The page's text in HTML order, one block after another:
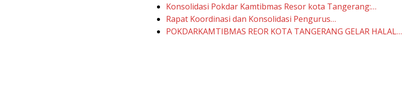
Konsolidasi Pokdar Kamtibmas Resor kota Tangerang:…
Rapat Koordinasi dan Konsolidasi Pengurus…
POKDARKAMTIBMAS REOR KOTA TANGERANG GELAR HALAL…